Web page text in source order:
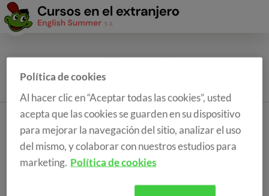
Política de cookies
Al hacer clic en “Aceptar todas las cookies”, usted
acepta que las cookies se guarden en su dispositivo
para mejorar la navegación del sitio, analizar el uso
del mismo, y colaborar con nuestros estudios para
marketing. Política de cookies